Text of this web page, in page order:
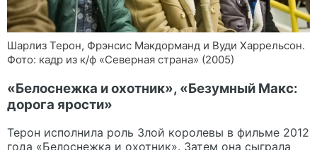
Шарлиз Терон, Фрэнсис Макдорманд и Вуди Харрельсон.
Фото: кадр из к/ф «Северная страна» (2005)
«Белоснежка и охотник», «Безумный Макс:
дорога ярости»
Терон исполнила роль Злой королевы в фильме 2012
года «Белоснежка и охотник». Затем она сыграла